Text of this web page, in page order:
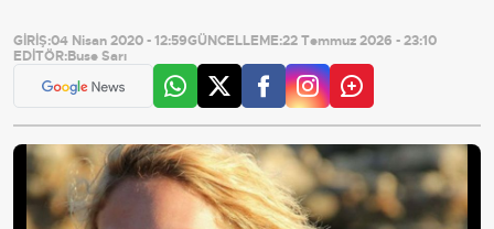
GİRİŞ:04 Nisan 2020 - 12:59GÜNCELLEME:22 Temmuz 2026 - 23:10
EDİTÖR:Buse Sarı